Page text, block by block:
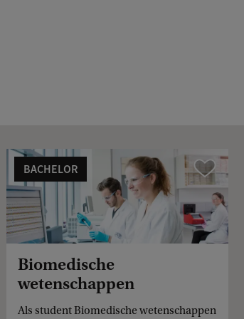
Vergelijk
BACHELOR
Biomedische
wetenschappen
Als student Biomedische wetenschappen